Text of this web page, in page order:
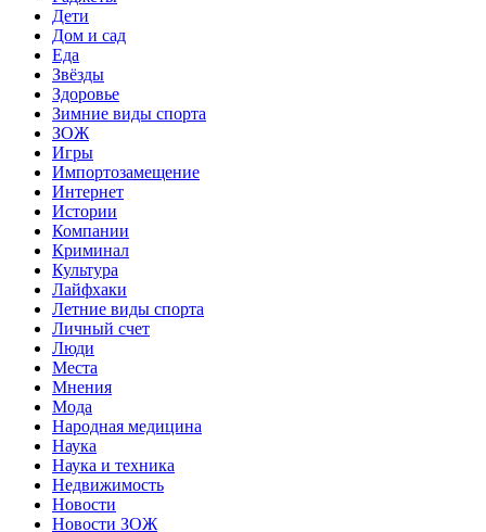
Дети
Дом и сад
Еда
Звёзды
Здоровье
Зимние виды спорта
ЗОЖ
Игры
Импортозамещение
Интернет
Истории
Компании
Криминал
Культура
Лайфхаки
Летние виды спорта
Личный счет
Люди
Места
Мнения
Мода
Народная медицина
Наука
Наука и техника
Недвижимость
Новости
Новости ЗОЖ